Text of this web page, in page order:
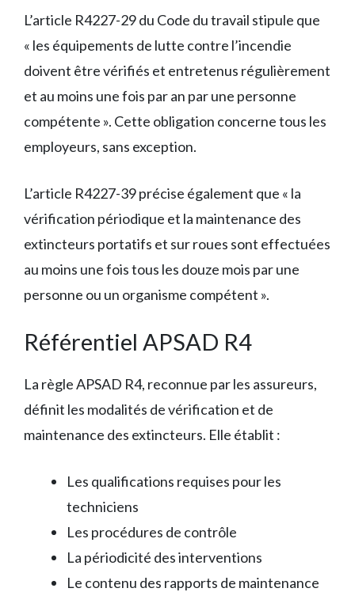
L’article R4227-29 du Code du travail stipule que
« les équipements de lutte contre l’incendie
doivent être vérifiés et entretenus régulièrement
et au moins une fois par an par une personne
compétente ». Cette obligation concerne tous les
employeurs, sans exception.
L’article R4227-39 précise également que « la
vérification périodique et la maintenance des
extincteurs portatifs et sur roues sont effectuées
au moins une fois tous les douze mois par une
personne ou un organisme compétent ».
Référentiel APSAD R4
La règle APSAD R4, reconnue par les assureurs,
définit les modalités de vérification et de
maintenance des extincteurs. Elle établit :
Les qualifications requises pour les
techniciens
Les procédures de contrôle
La périodicité des interventions
Le contenu des rapports de maintenance